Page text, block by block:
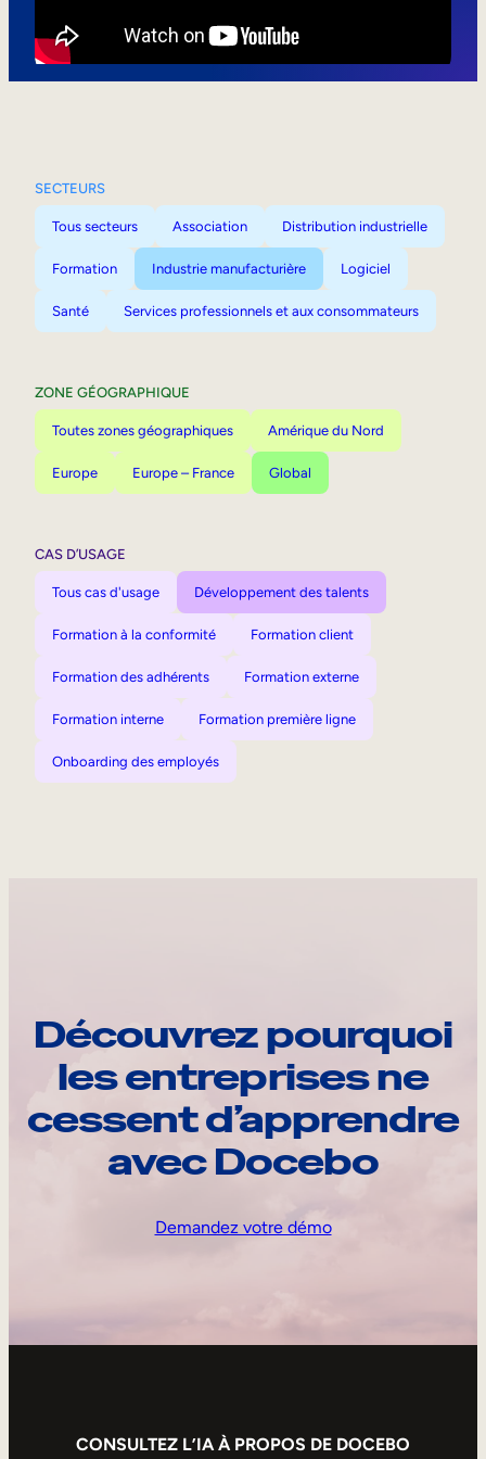
SECTEURS
Tous secteurs Association Distribution industrielle
Formation Industrie manufacturière Logiciel
Santé Services professionnels et aux consommateurs
ZONE GÉOGRAPHIQUE
Toutes zones géographiques Amérique du Nord
Europe Europe – France Global
CAS D’USAGE
Tous cas d'usage Développement des talents
Formation à la conformité Formation client
Formation des adhérents Formation externe
Formation interne Formation première ligne
Onboarding des employés
Découvrez pourquoi
les entreprises ne
cessent d’apprendre
avec Docebo
Demandez votre démo
CONSULTEZ L’IA À PROPOS DE DOCEBO